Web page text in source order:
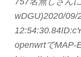
wDGU)2020/09/
openwrtでMAP-